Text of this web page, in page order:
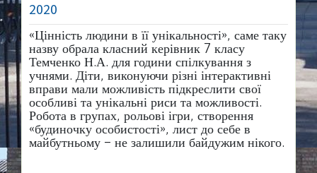
2020
«Цінність людини в її унікальності», саме таку
назву обрала класний керівник 7 класу
Темченко Н.А. для години спілкування з
учнями. Діти, виконуючи різні інтерактивні
вправи мали можливість підкреслити свої
особливі та унікальні риси та можливості.
Робота в групах, рольові ігри, створення
«будиночку особистості», лист до себе в
майбутньому – не залишили байдужим нікого.